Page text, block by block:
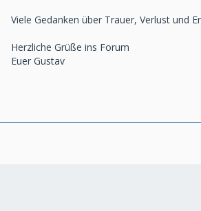
Viele Gedanken über Trauer, Verlust und
Herzliche Grüße ins Forum
Euer Gustav